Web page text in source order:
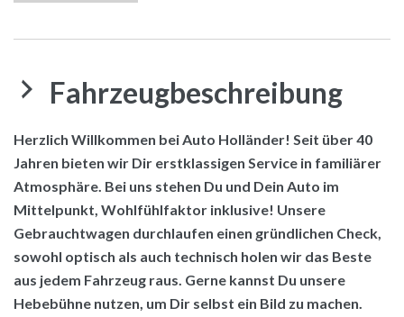
Fahrzeugbeschreibung
Herzlich Willkommen bei Auto Holländer! Seit über 40
Jahren bieten wir Dir erstklassigen Service in familiärer
Atmosphäre. Bei uns stehen Du und Dein Auto im
Mittelpunkt, Wohlfühlfaktor inklusive! Unsere
Gebrauchtwagen durchlaufen einen gründlichen Check,
sowohl optisch als auch technisch holen wir das Beste
aus jedem Fahrzeug raus. Gerne kannst Du unsere
Hebebühne nutzen, um Dir selbst ein Bild zu machen.